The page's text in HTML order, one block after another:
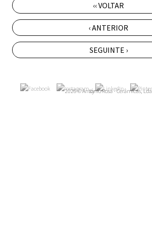
‹‹ VOLTAR
‹ ANTERIOR
SEGUINTE ›
2026 © António Rosa - Cerâmicas, Lda
by